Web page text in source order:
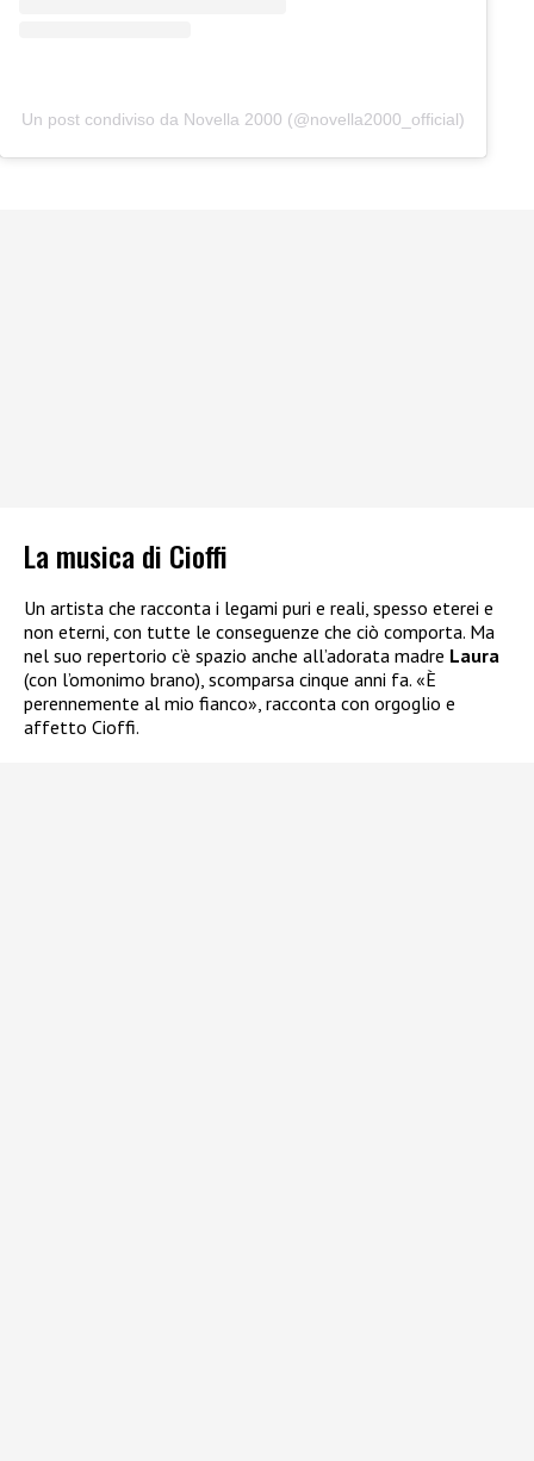
Un post condiviso da Novella 2000 (@novella2000_official)
La musica di Cioffi
Un artista che racconta i legami puri e reali, spesso eterei e
non eterni, con tutte le conseguenze che ciò comporta. Ma
nel suo repertorio c’è spazio anche all’adorata madre Laura
(con l’omonimo brano), scomparsa cinque anni fa. «È
perennemente al mio fianco», racconta con orgoglio e
affetto Cioffi.